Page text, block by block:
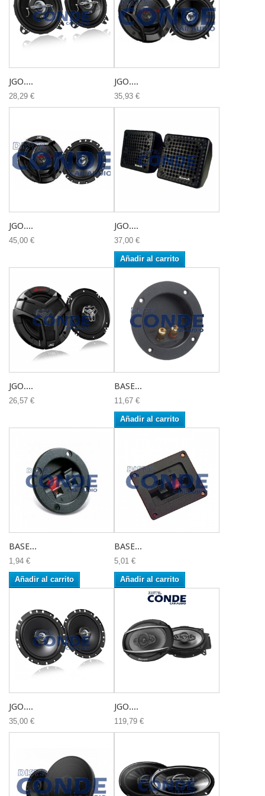
JGO....
28,29 €
JGO....
35,93 €
JGO....
45,00 €
JGO....
37,00 €
Añadir al carrito
JGO....
26,57 €
BASE...
11,67 €
Añadir al carrito
BASE...
1,94 €
Añadir al carrito
BASE...
5,01 €
Añadir al carrito
JGO....
35,00 €
JGO....
119,79 €